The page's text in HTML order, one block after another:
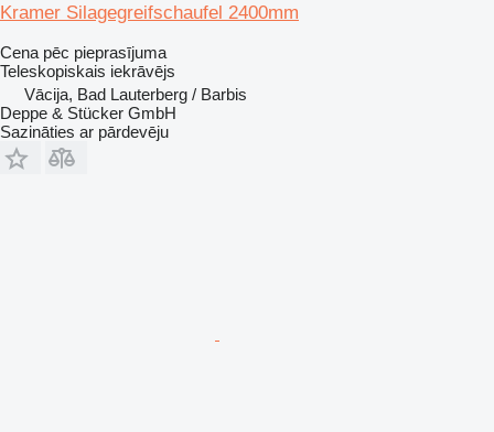
Kramer Silagegreifschaufel 2400mm
Cena pēc pieprasījuma
Teleskopiskais iekrāvējs
Vācija, Bad Lauterberg / Barbis
Deppe & Stücker GmbH
Sazināties ar pārdevēju